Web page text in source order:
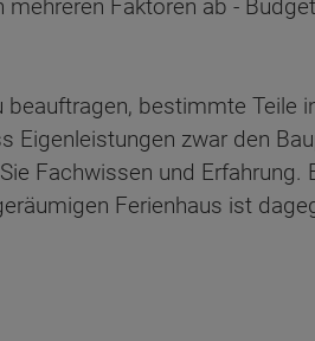
Faktoren ab -
bestimmte Teile
Eigenleistungen zwar den
Fachwissen und
Ferienhaus ist